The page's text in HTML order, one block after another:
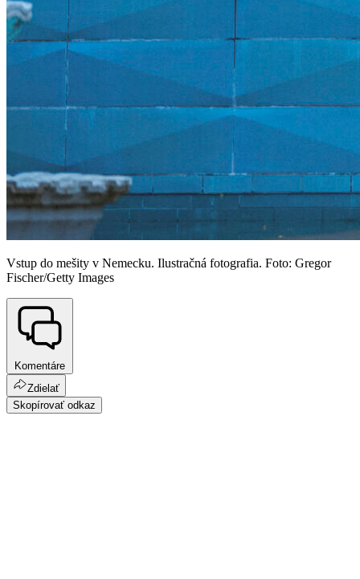
Vstup do mešity v Nemecku. Ilustračná fotografia. Foto: Gregor
Fischer/Getty Images
Komentáre
Zdielať
Skopírovať odkaz